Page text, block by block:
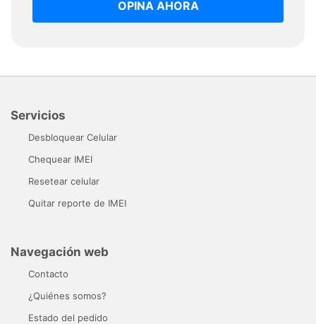
OPINA AHORA
Servicios
Desbloquear Celular
Chequear IMEI
Resetear celular
Quitar reporte de IMEI
Navegación web
Contacto
¿Quiénes somos?
Estado del pedido